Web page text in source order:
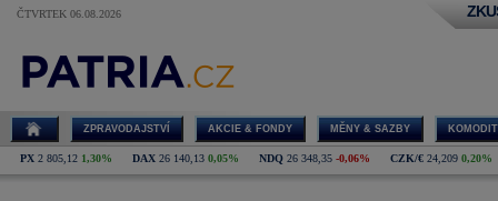
ČTVRTEK 06.08.2026
ZPRAVODAJSTVÍ AKCIE & FONDY MĚNY & SAZBY
PX 2 805,12 1,30% DAX 26 140,13 0,05% NDQ 26 348,35 -0,06% CZK/€ 24,209 0,20%